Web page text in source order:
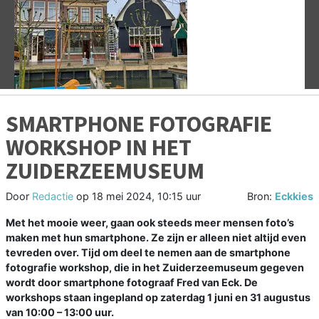
Vorige
SMARTPHONE FOTOGRAFIE
WORKSHOP IN HET
ZUIDERZEEMUSEUM
Door Redactie op 18 mei 2024, 10:15 uur Bron: Eckkies
Met het mooie weer, gaan ook steeds meer mensen foto’s
maken met hun smartphone. Ze zijn er alleen niet altijd even
tevreden over. Tijd om deel te nemen aan de smartphone
fotografie workshop, die in het Zuiderzeemuseum gegeven
wordt door smartphone fotograaf Fred van Eck. De
workshops staan ingepland op zaterdag 1 juni en 31 augustus
van 10:00 – 13:00 uur.